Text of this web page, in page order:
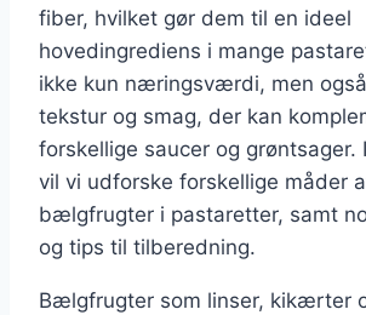
fiber, hvilket gør dem til en ideel
hovedingrediens i mange
ikke kun næringsværdi, men
tekstur og smag, der kan
forskellige saucer og grøntsager.
vil vi udforske forskellige måder
bælgfrugter i pastaretter, samt
og tips til tilberedning.
Bælgfrugter som linser, kikærter